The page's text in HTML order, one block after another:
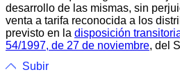
desarrollo de las mismas, sin
venta a tarifa reconocida a los
previsto en la disposición
54/1997, de 27 de noviembre, del
Subir